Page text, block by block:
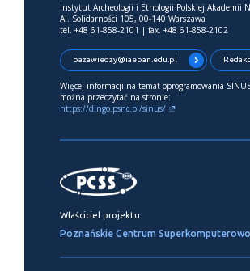
Instytut Archeologii i Etnologii Polskiej Akademii
Al. Solidarności 105, 00-140 Warszawa
tel. +48 61-858-2101 | fax. +48 61-858-2102
bazawiedzy@iaepan.edu.pl
Więcej informacji na temat oprogramowania
można przeczytać na stronie:
https://dingo.psnc.pl/sinus/
Właściciel projektu
Poznańskie Centrum